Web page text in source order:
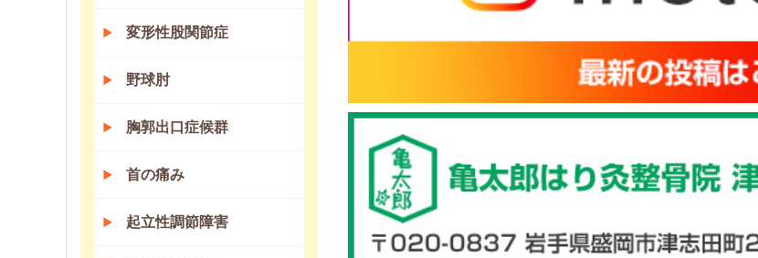
変形性股関節症
野球肘
胸郭出口症候群
首の痛み
起立性調節障害